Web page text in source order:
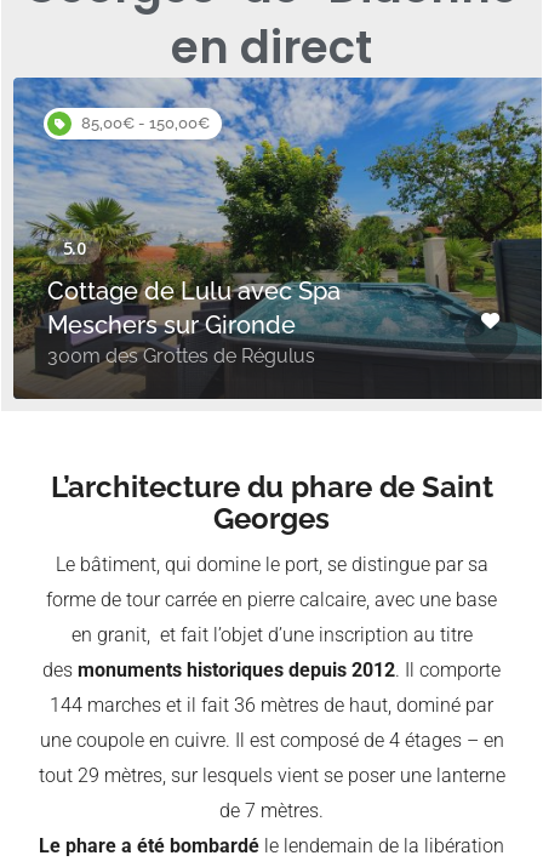
en direct
85,00€ - 150,00€
Cottage de Lulu avec Spa
Meschers sur Gironde
300m des Grottes de Régulus
L’architecture du phare de Saint
Georges
Le bâtiment, qui domine le port, se distingue par sa
forme de tour carrée en pierre calcaire, avec une base
en granit, et fait l’objet d’une inscription au titre
des monuments historiques depuis 2012. Il comporte
144 marches et il fait 36 mètres de haut, dominé par
une coupole en cuivre. Il est composé de 4 étages – en
tout 29 mètres, sur lesquels vient se poser une lanterne
de 7 mètres.
Le phare a été bombardé le lendemain de la libération